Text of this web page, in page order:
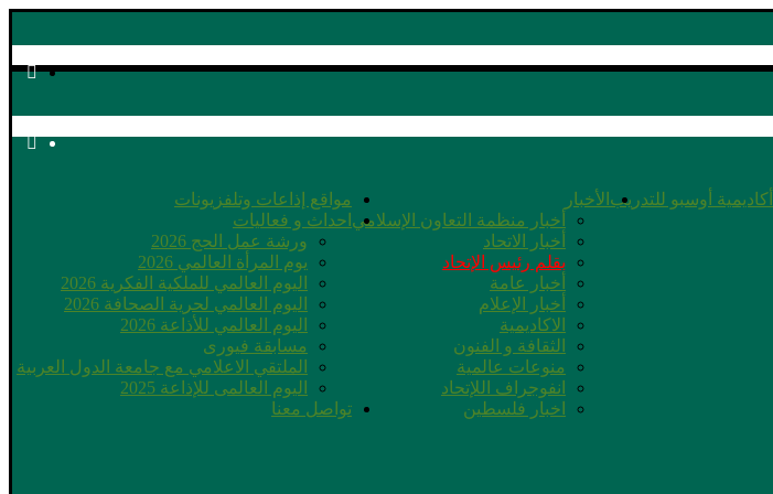
أكاديمية أوسبو للتدريب الأخبار
أخبار منظمة التعاون الإسلامي
أخبار الاتحاد
بقلم رئيس الإتحاد
أخبار عامة
أخبار الإعلام
الاكاديمية
الثقافة و الفنون
منوعات عالمية
انفوجراف اللإتحاد
اخبار فلسطين
مواقع إذاعات وتلفزيونات
احداث و فعاليات
ورشة عمل الحج 2026
يوم المرأة العالمي 2026
اليوم العالمي للملكية الفكرية 2026
اليوم العالمي لحرية الصحافة 2026
اليوم العالمي للأذاعة 2026
مسابقة فيورى
الملتقي الاعلامي مع جامعة الدول العربية
اليوم العالمى للإذاعة 2025
تواصل معنا